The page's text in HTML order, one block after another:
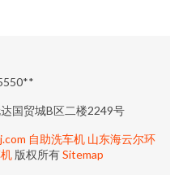
国贸城B区二楼2249号
自助洗车机 山东海云尔环
版权所有Sitemap